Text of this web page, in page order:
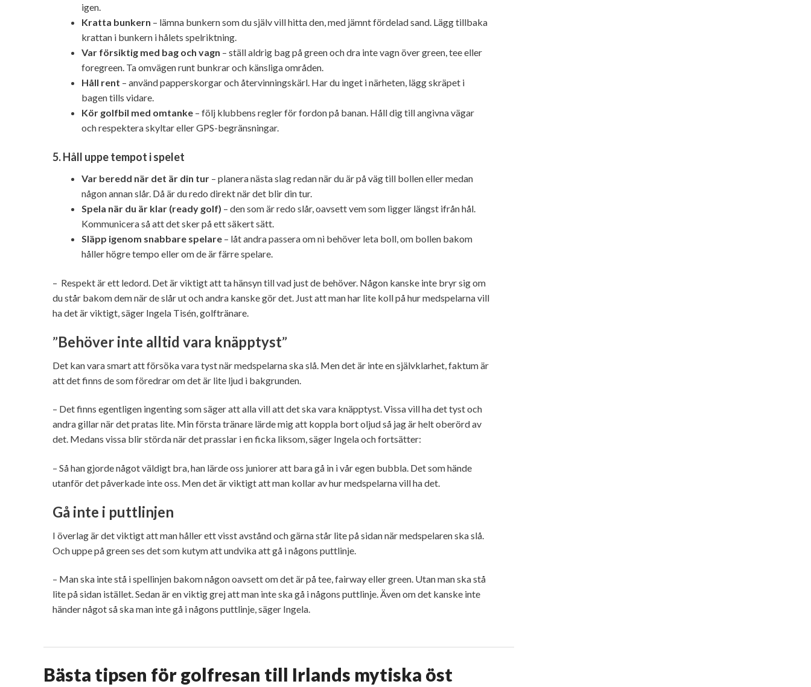
igen.
Kratta bunkern – lämna bunkern som du själv vill hitta den, med jämnt fördelad sand. Lägg tillbaka
krattan i bunkern i hålets spelriktning.
Var försiktig med bag och vagn – ställ aldrig bag på green och dra inte vagn över green, tee eller
foregreen. Ta omvägen runt bunkrar och känsliga områden.
Håll rent – använd papperskorgar och återvinningskärl. Har du inget i närheten, lägg skräpet i
bagen tills vidare.
Kör golfbil med omtanke – följ klubbens regler för fordon på banan. Håll dig till angivna vägar
och respektera skyltar eller GPS-begränsningar.
5. Håll uppe tempot i spelet
Var beredd när det är din tur – planera nästa slag redan när du är på väg till bollen eller medan
någon annan slår. Då är du redo direkt när det blir din tur.
Spela när du är klar (ready golf) – den som är redo slår, oavsett vem som ligger längst ifrån hål.
Kommunicera så att det sker på ett säkert sätt.
Släpp igenom snabbare spelare – låt andra passera om ni behöver leta boll, om bollen bakom
håller högre tempo eller om de är färre spelare.
– Respekt är ett ledord. Det är viktigt att ta hänsyn till vad just de behöver. Någon kanske inte bryr sig om
du står bakom dem när de slår ut och andra kanske gör det. Just att man har lite koll på hur medspelarna vill
ha det är viktigt, säger Ingela Tisén, golftränare.
”Behöver inte alltid vara knäpptyst”
Det kan vara smart att försöka vara tyst när medspelarna ska slå. Men det är inte en självklarhet, faktum är
att det finns de som föredrar om det är lite ljud i bakgrunden.
– Det finns egentligen ingenting som säger att alla vill att det ska vara knäpptyst. Vissa vill ha det tyst och
andra gillar när det pratas lite. Min första tränare lärde mig att koppla bort oljud så jag är helt oberörd av
det. Medans vissa blir störda när det prasslar i en ficka liksom, säger Ingela och fortsätter:
– Så han gjorde något väldigt bra, han lärde oss juniorer att bara gå in i vår egen bubbla. Det som hände
utanför det påverkade inte oss. Men det är viktigt att man kollar av hur medspelarna vill ha det.
Gå inte i puttlinjen
I överlag är det viktigt att man håller ett visst avstånd och gärna står lite på sidan när medspelaren ska slå.
Och uppe på green ses det som kutym att undvika att gå i någons puttlinje.
– Man ska inte stå i spellinjen bakom någon oavsett om det är på tee, fairway eller green. Utan man ska stå
lite på sidan istället. Sedan är en viktig grej att man inte ska gå i någons puttlinje. Även om det kanske inte
händer något så ska man inte gå i någons puttlinje, säger Ingela.
Bästa tipsen för golfresan till Irlands mytiska öst